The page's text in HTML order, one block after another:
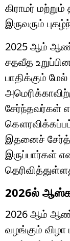
கிராமர்
இருவரும்
2025 ஆம்
சதவீத
பாதிக்கும்
சேர்ந்தவர்கள்
இதனைச்
இருப்பார்கள்
2026ல்
2026 ஆம்
வழங்கும்